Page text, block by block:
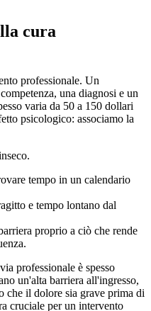
cura
professionale. Un
una diagnosi e un
varia da 50 a 150 dollari
psicologico: associamo la
tempo in un calendario
e tempo lontano dal
proprio a ciò che rende
professionale è spesso
un'alta barriera all'ingresso,
che il dolore sia grave prima di
cruciale per un intervento